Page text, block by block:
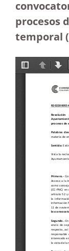
procesos
temporal